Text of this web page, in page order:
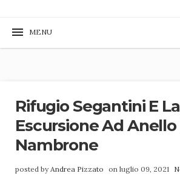
Rifugio Segantini E
Escursione Ad Anello
Nambrone
posted by Andrea Pizzato on luglio 09, 2021